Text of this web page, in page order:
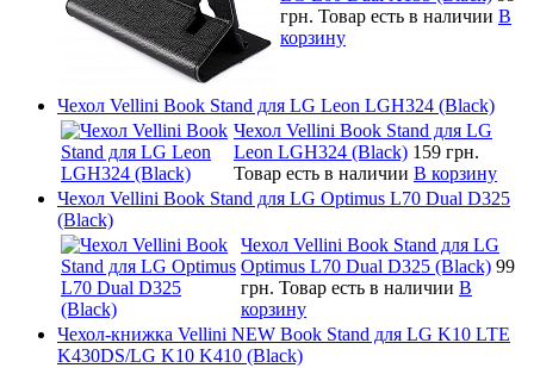
грн. Товар есть в наличии В
корзину
Чехол Vellini Book Stand для LG Leon LGH324 (Black)
Чехол Vellini Book Stand для LG
Leon LGH324 (Black) 159 грн.
Товар есть в наличии В корзину
Чехол Vellini Book Stand для LG Optimus L70 Dual D325
(Black)
Чехол Vellini Book Stand для LG
Optimus L70 Dual D325 (Black) 99
грн. Товар есть в наличии В
корзину
Чехол-книжка Vellini NEW Book Stand для LG K10 LTE
K430DS/LG K10 K410 (Black)